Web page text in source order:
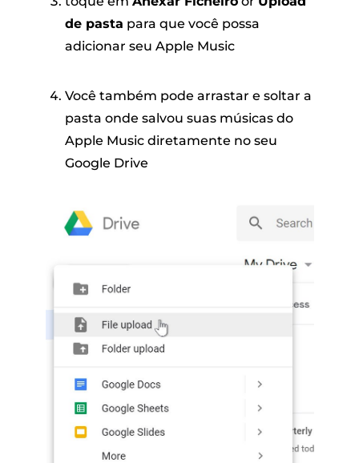
de pasta para que você possa
adicionar seu Apple Music
Você também pode arrastar e soltar a
pasta onde salvou suas músicas do
Apple Music diretamente no seu
Google Drive